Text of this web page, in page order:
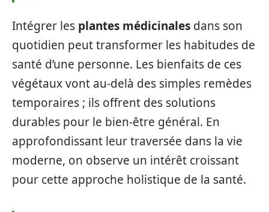
Intégrer les plantes médicinales dans son
quotidien peut transformer les habitudes de
santé d’une personne. Les bienfaits de ces
végétaux vont au-delà des simples remèdes
temporaires ; ils offrent des solutions
durables pour le bien-être général. En
approfondissant leur traversée dans la vie
moderne, on observe un intérêt croissant
pour cette approche holistique de la santé.